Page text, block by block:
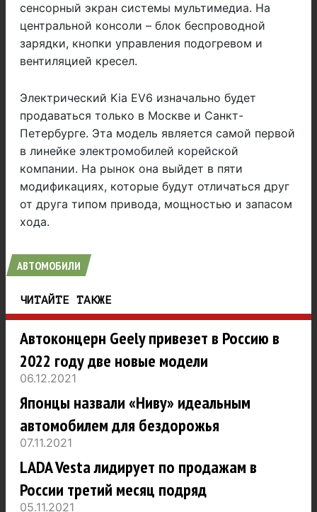
сенсорный экран системы мультимедиа. На
центральной консоли – блок беспроводной
зарядки, кнопки управления подогревом и
вентиляцией кресел.
Электрический Kia EV6 изначально будет
продаваться только в Москве и Санкт-
Петербурге. Эта модель является самой первой
в линейке электромобилей корейской
компании. На рынок она выйдет в пяти
модификациях, которые будут отличаться друг
от друга типом привода, мощностью и запасом
хода.
АВТОМОБИЛИ
ЧИТАЙТЕ ТАКЖЕ
Автоконцерн Geely привезет в Россию в
2022 году две новые модели
06.12.2021
Японцы назвали «Ниву» идеальным
автомобилем для бездорожья
07.11.2021
LADA Vesta лидирует по продажам в
России третий месяц подряд
05.11.2021